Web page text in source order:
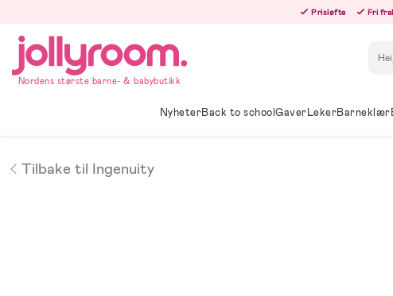
innehållet
Prisløfte Fri
Nordens største barne- & babybutikk
NyheterBack to schoolGaverLekerBarneklær
Tilbake til Ingenuity